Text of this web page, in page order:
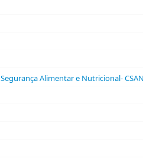
Alimentar e Nutricional-